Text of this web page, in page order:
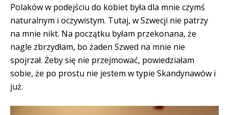
Polaków w podejściu do kobiet była dla mnie czymś
naturalnym i oczywistym. Tutaj, w Szwecji nie patrzy
na mnie nikt. Na początku byłam przekonana, że
nagle zbrzydłam, bo żaden Szwed na mnie nie
spojrzał. Żeby się nie przejmować, powiedziałam
sobie, że po prostu nie jestem w typie Skandynawów i
już.